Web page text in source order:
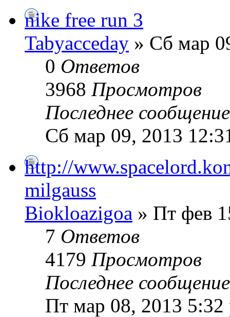
nike free run 3
Tabyacceday » Сб мар
0 Ответов
3968 Просмотров
Последнее
Сб мар 09, 2013
http://
milgauss
Biokloazigoa » Пт фев
7 Ответов
4179 Просмотров
Последнее
Пт мар 08, 2013 5:32